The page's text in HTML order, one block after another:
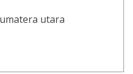
utara